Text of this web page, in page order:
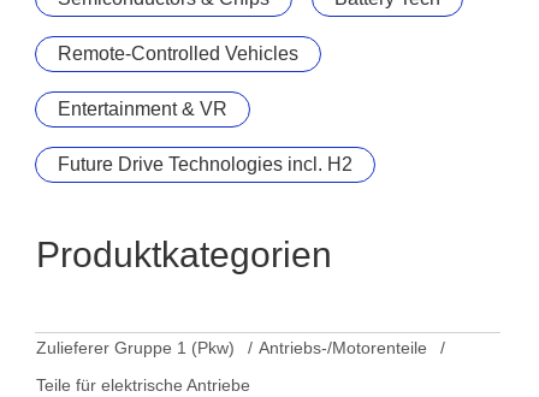
Remote-Controlled Vehicles
Entertainment & VR
Future Drive Technologies incl. H2
Produktkategorien
Zulieferer Gruppe 1 (Pkw)
Antriebs-/Motorenteile
Teile für elektrische Antriebe